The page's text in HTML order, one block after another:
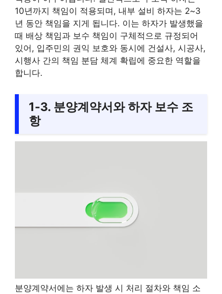
10년까지 책임이 적용되며, 내부 설비 하자는 2~3
년 동안 책임을 지게 됩니다. 이는 하자가 발생했을
때 배상 책임과 보수 책임이 구체적으로 규정되어
있어, 입주민의 권익 보호와 동시에 건설사, 시공사,
시행사 간의 책임 분담 체계 확립에 중요한 역할을
합니다.
1-3. 분양계약서와 하자 보수 조
항
분양계약서에는 하자 발생 시 처리 절차와 책임 소